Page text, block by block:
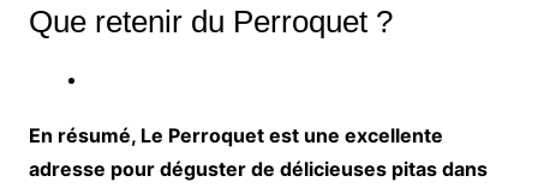
Que retenir du Perroquet ?
En résumé, Le Perroquet est une excellente
adresse pour déguster de délicieuses pitas dans